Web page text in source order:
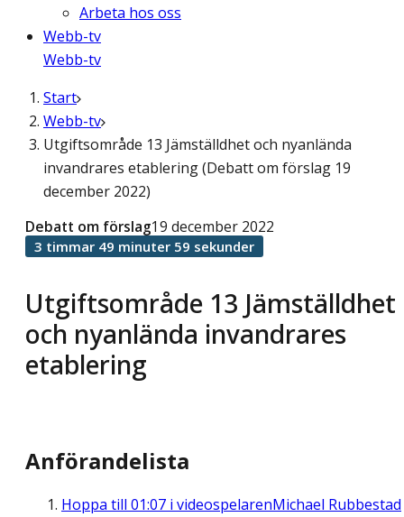
Arbeta hos oss
Webb-tv
Webb-tv
Start
Webb-tv
Utgiftsområde 13 Jämställdhet och nyanlända
invandrares etablering (Debatt om förslag 19
december 2022)
Utgiftsområde 13 Jämställdhet
och nyanlända invandrares
etablering
Debatt om förslag19 december 2022
3 timmar 49 minuter 59 sekunder
Anförandelista
Hoppa till 01:07 i videospelarenMichael Rubbestad